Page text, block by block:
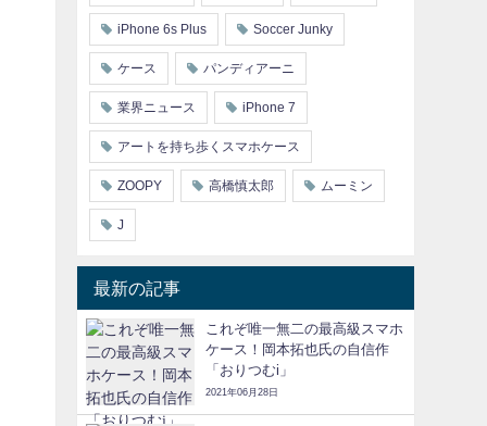
iPhone 6s Plus Soccer Junky
ケース パンディアーニ
業界ニュース iPhone 7
アートを持ち歩くスマホケース
ZOOPY 高橋慎太郎 ムーミン
J
最新の記事
これぞ唯一無二の最高級スマホ
ケース！岡本拓也氏の自信作
「おりつむi」
2021年06月28日